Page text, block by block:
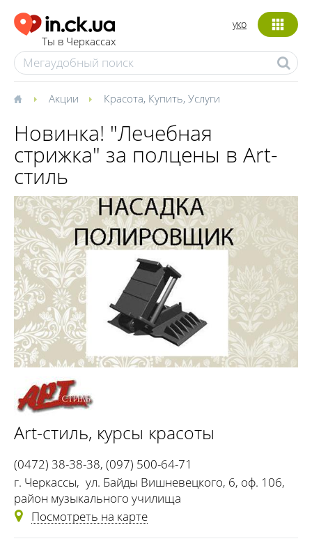
Ты в Черкассах
укр
Акции Красота, Купить, Услуги
Новинка! "Лечебная
стрижка" за полцены в Art-
стиль
Art-стиль, курсы красоты
(0472) 38-38-38, (097) 500-64-71
г. Черкассы, ул. Байды Вишневецкого, 6, оф. 106,
район музыкального училища
Посмотреть на карте